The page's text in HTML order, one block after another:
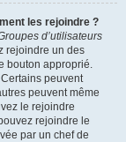
les rejoindre ?
d’utilisateurs
rejoindre un des
bouton approprié.
peuvent
peuvent même
le rejoindre
rejoindre le
par un chef de